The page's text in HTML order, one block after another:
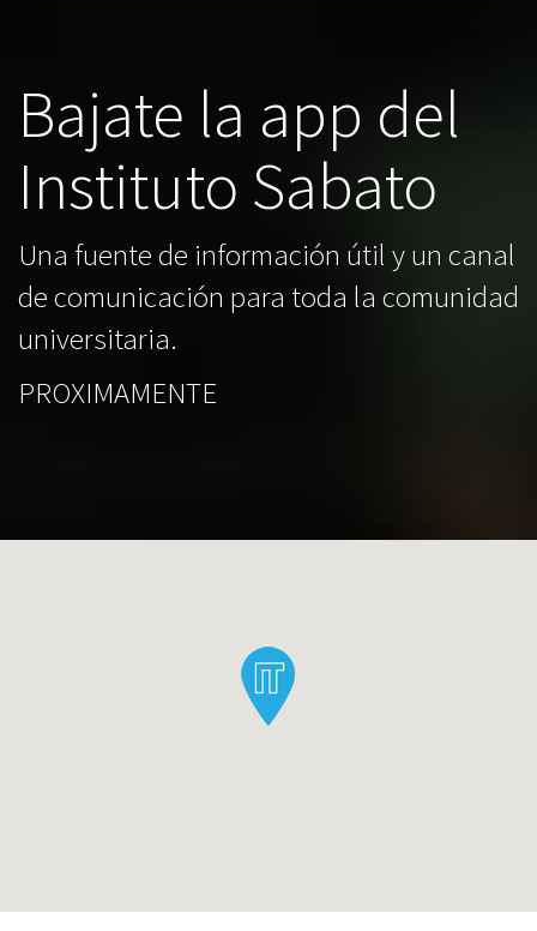
Bajate la app del
Instituto Sabato
Una fuente de información útil y un canal
de comunicación para toda la comunidad
universitaria.
PROXIMAMENTE